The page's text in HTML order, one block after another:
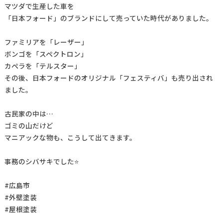
マツダで生産した車を
「日本フォード」のブランドにして売っていた時代がありました。
ファミリアを「レーザー」
ボンゴを「スペクトロン」
カペラを「テルスター」
その後、日本フォードのオリジナル「フェスティバ」も売り出され
ました。
古民家の中は…
ゴミの山だけど
マニアックな物も、こうして出てきます。
事務のシバサキでした⭐
#広島市
#外壁塗装
#屋根塗装